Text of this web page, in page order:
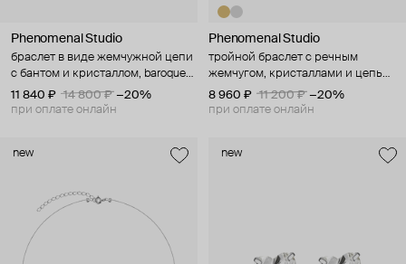
Phenomenal Studio
браслет в виде жемчужной цепи
с бантом и кристаллом, baroque
party
11 840 ₽ 14 800 ₽ −20%
при оплате онлайн
Phenomenal Studio
тройной браслет с речным
жемчугом, кристаллами и цепью,
roskoshestvo
8 960 ₽ 11 200 ₽ −20%
при оплате онлайн
new new